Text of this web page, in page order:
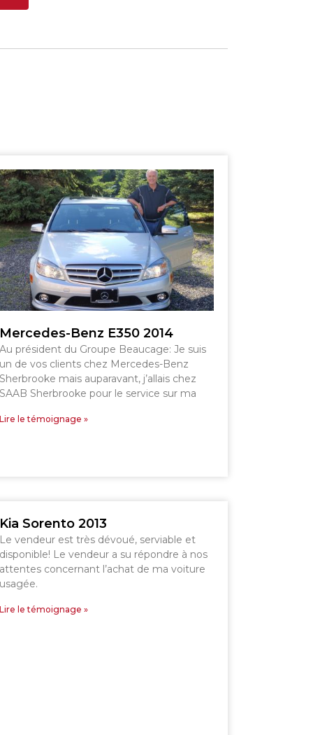
Mercedes-Benz E350 2014
Au président du Groupe Beaucage: Je suis
un de vos clients chez Mercedes-Benz
Sherbrooke mais auparavant, j’allais chez
SAAB Sherbrooke pour le service sur ma
Lire le témoignage »
Kia Sorento 2013
Le vendeur est très dévoué, serviable et
disponible! Le vendeur a su répondre à nos
attentes concernant l’achat de ma voiture
usagée.
Lire le témoignage »
ESTRIE
Voir le site